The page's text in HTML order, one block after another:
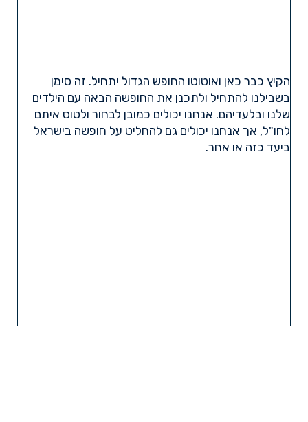
הקיץ כבר כאן ואוטוטו החופש הגדול יתחיל. זה סימן
בשבילנו להתחיל ולתכנן את החופשה הבאה עם הילדים
שלנו ובלעדיהם. אנחנו יכולים כמובן לבחור ולטוס איתם
לחו"ל, אך אנחנו יכולים גם להחליט על חופשה בישראל
ביעד כזה או אחר.